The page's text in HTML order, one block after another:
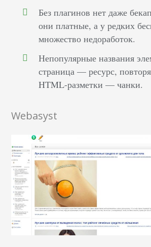
Без плагинов нет даже
они платные, а у редких
множество недоработок.
Непопулярные названия
страница — ресурс,
HTML-разметки — чанки.
Webasyst